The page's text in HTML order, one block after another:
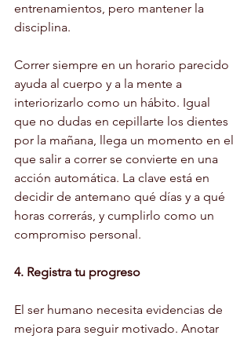
entrenamientos, pero mantener la
disciplina.
Correr siempre en un horario parecido
ayuda al cuerpo y a la mente a
interiorizarlo como un hábito. Igual
que no dudas en cepillarte los dientes
por la mañana, llega un momento en el
que salir a correr se convierte en una
acción automática. La clave está en
decidir de antemano qué días y a qué
horas correrás, y cumplirlo como un
compromiso personal.
4. Registra tu progreso
El ser humano necesita evidencias de
mejora para seguir motivado. Anotar